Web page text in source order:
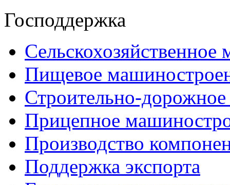
Господдержка
Пищевое
Строительно-
Прицепное
Производство
Поддержка экспорта